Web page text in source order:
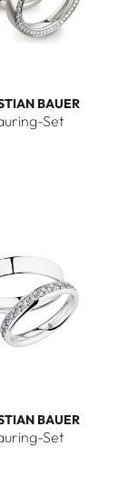
BAUER
Set
BAUER
Set